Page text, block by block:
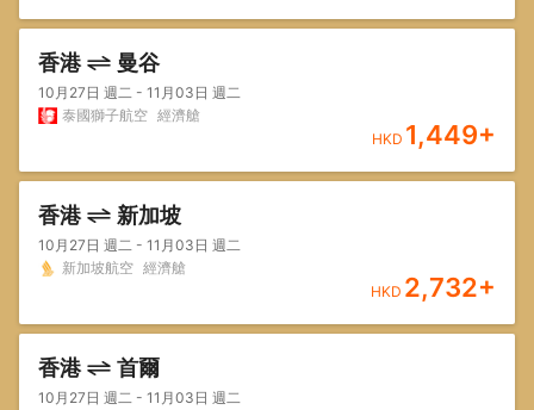
香港 曼谷
10月27日 週二 - 11月03日 週二
泰國獅子航空 經濟艙
HKD 1,449+
香港 新加坡
10月27日 週二 - 11月03日 週二
新加坡航空 經濟艙
HKD 2,732+
香港 首爾
10月27日 週二 - 11月03日 週二